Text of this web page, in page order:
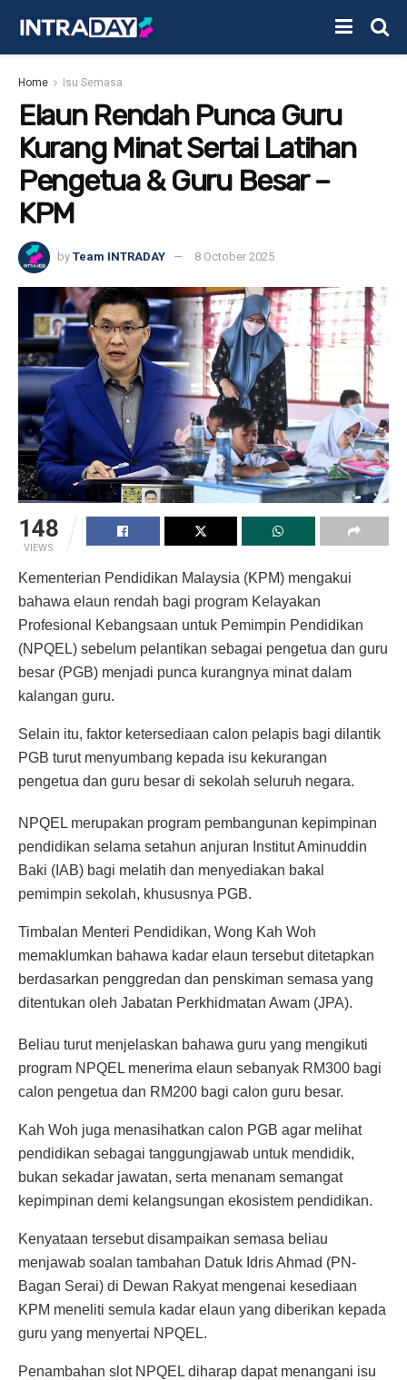
Home Isu Semasa
Elaun Rendah Punca Guru
Kurang Minat Sertai Latihan
Pengetua & Guru Besar –
KPM
by Team INTRADAY 8 October 2025
148
VIEWS
Kementerian Pendidikan Malaysia (KPM) mengakui
bahawa elaun rendah bagi program Kelayakan
Profesional Kebangsaan untuk Pemimpin Pendidikan
(NPQEL) sebelum pelantikan sebagai pengetua dan guru
besar (PGB) menjadi punca kurangnya minat dalam
kalangan guru.
Selain itu, faktor ketersediaan calon pelapis bagi dilantik
PGB turut menyumbang kepada isu kekurangan
pengetua dan guru besar di sekolah seluruh negara.
NPQEL merupakan program pembangunan kepimpinan
pendidikan selama setahun anjuran Institut Aminuddin
Baki (IAB) bagi melatih dan menyediakan bakal
pemimpin sekolah, khususnya PGB.
Timbalan Menteri Pendidikan, Wong Kah Woh
memaklumkan bahawa kadar elaun tersebut ditetapkan
berdasarkan penggredan dan penskiman semasa yang
ditentukan oleh Jabatan Perkhidmatan Awam (JPA).
Beliau turut menjelaskan bahawa guru yang mengikuti
program NPQEL menerima elaun sebanyak RM300 bagi
calon pengetua dan RM200 bagi calon guru besar.
Kah Woh juga menasihatkan calon PGB agar melihat
pendidikan sebagai tanggungjawab untuk mendidik,
bukan sekadar jawatan, serta menanam semangat
kepimpinan demi kelangsungan ekosistem pendidikan.
Kenyataan tersebut disampaikan semasa beliau
menjawab soalan tambahan Datuk Idris Ahmad (PN-
Bagan Serai) di Dewan Rakyat mengenai kesediaan
KPM meneliti semula kadar elaun yang diberikan kepada
guru yang menyertai NPQEL.
Penambahan slot NPQEL diharap dapat menangani isu